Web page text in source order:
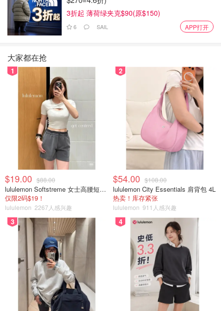
有生医背景对无菌操作有所了解的小伙伴一定知道，对于手
卫生，【肥皂/皂基洗涤剂+流水】清洗双手的作用是其他任
何清洁方式都无可比拟的！
因此WHO等对于疫情期间个人卫生维护的推荐操作是“洗
手”，而不是“酒精擦手”“消毒剂喷手”“免洗洗手液搓手”。除
了洗手，其他方式只是在无法获得流水时的替代操作。这也
是至今外科手术前医生依然选择用肥皂洗手/刷手的原因，
其他手消毒剂只是起到查漏补缺或简化操作的目的。
关于如何正确洗手，小伙伴们可以自行学习一下“七步洗手
3折起 薄荷绿夹克$90(原$150)
6 SAIL APP打开
大家都在抢
1
$19.00 $88.00
lululemon Softstreme 女士高腰短裤 10cm
仅限2码$19！
lululemon 2267人感兴趣
2
$54.00 $108.00
lululemon City Essentials 肩背包 4L
热卖！库存紧张
lululemon 911人感兴趣
3 4